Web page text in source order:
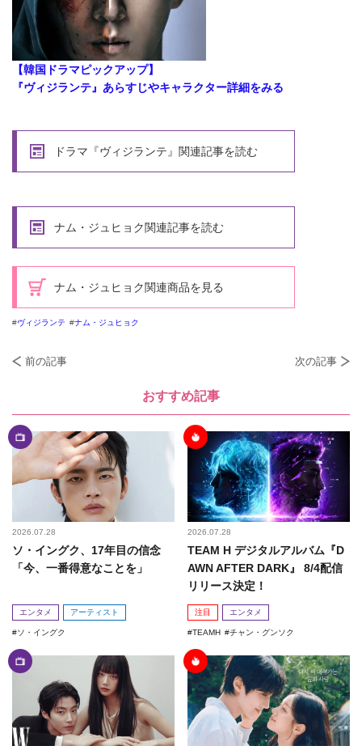
【韓国ドラマピックアップ】
『ヴィジランテ』あらすじやキャラクター詳細をみる
ドラマ『ヴィジランテ』関連記事を読む
ナム・ジュヒョク関連記事を読む
ナム・ジュヒョク関連商品を見る
ヴィジランテ ナム・ジュヒョク
前の記事 次の記事
おすすめ記事
2026.07.28
ソ・イングク、17年目の信念
「今、一番得意なことを」
エンタメ アーティスト
ソ・イングク
2026.07.28
TEAM H デジタルアルバム『D
AWN AFTER DARK』 8/4配信
リリース決定！
注目 エンタメ
TEAMH チャン・グンソク